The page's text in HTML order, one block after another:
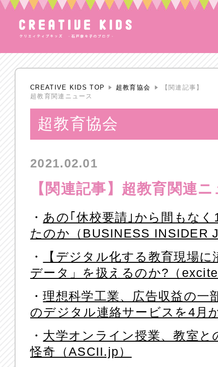
CREATIVE KIDS TOP 超教育協会
【関連記事】
超教育関連ニュース
超教育協会
2021.02.01
【関連記事】超教育関連
・ あの｢休校要請｣から間もな
たのか（BUSINESS INSIDER
・
【デジタル化する教育現場
データ」を扱えるのか?（
・理想科学工業、広告収益の一
のデジタル連絡サービスを4月
・ 大学オンライン授業、教室
怪奇（ASCII.jp）